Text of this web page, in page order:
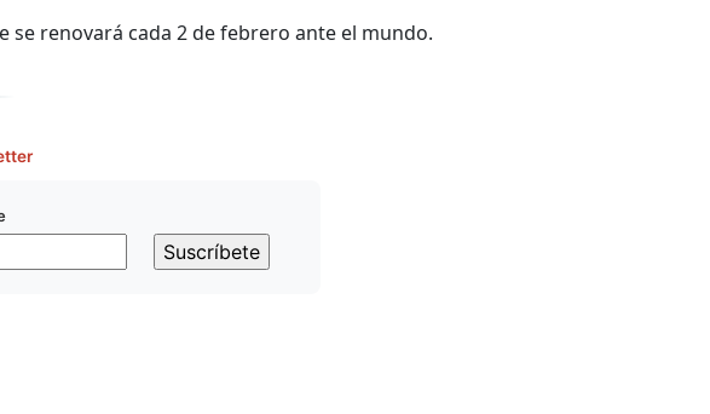
se renovará cada 2 de febrero ante el mundo.